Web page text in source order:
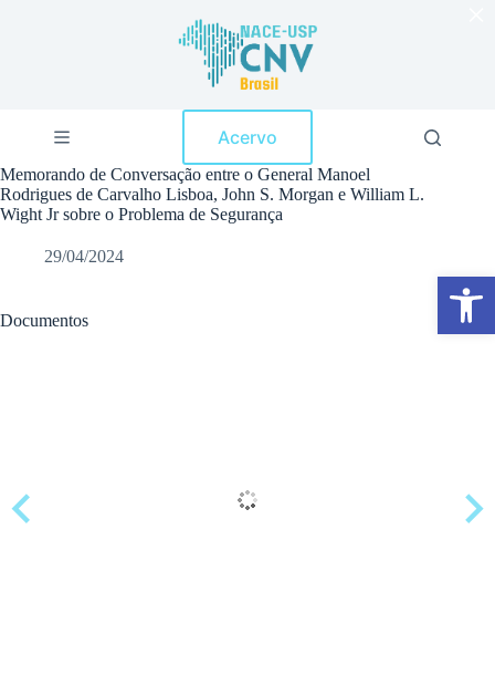
Abrir a barra de ferramentas
a
o
c
ú
Acervo
Memorando de Conversação entre o General Manoel
Rodrigues de Carvalho Lisboa, John S. Morgan e William L.
Wight Jr sobre o Problema de Segurança
29/04/2024
Documentos